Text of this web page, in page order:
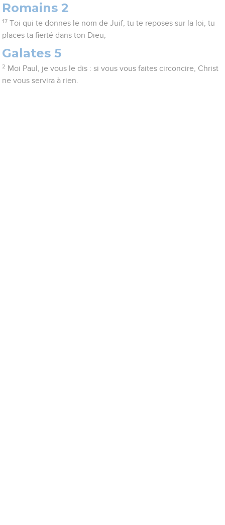
Romains 2
17 Toi qui te donnes le nom de Juif, tu te reposes sur la loi, tu
places ta fierté dans ton Dieu,
Galates 5
2 Moi Paul, je vous le dis : si vous vous faites circoncire, Christ
ne vous servira à rien.